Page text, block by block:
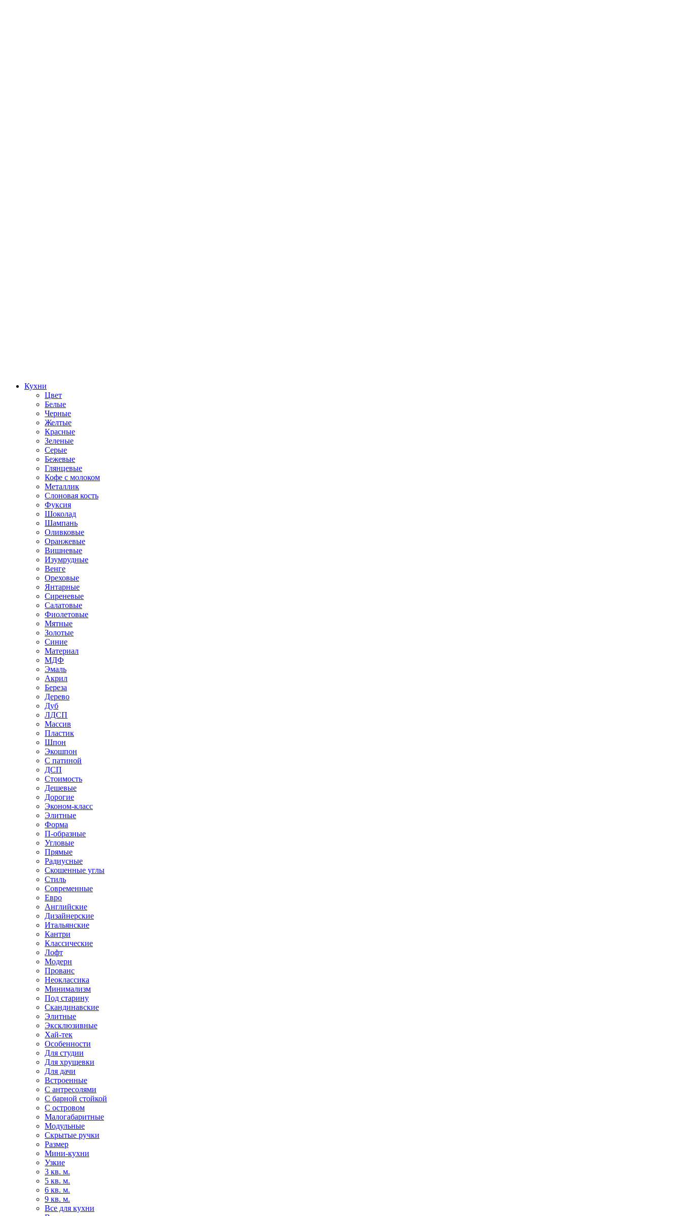
Кухни
Цвет
Белые
Черные
Желтые
Красные
Зеленые
Серые
Бежевые
Глянцевые
Кофе с молоком
Металлик
Слоновая кость
Фуксия
Шоколад
Шампань
Оливковые
Оранжевые
Вишневые
Изумрудные
Венге
Ореховые
Янтарные
Сиреневые
Салатовые
Фиолетовые
Мятные
Золотые
Синие
Материал
МДФ
Эмаль
Акрил
Береза
Дерево
Дуб
ЛДСП
Массив
Пластик
Шпон
Экошпон
С патиной
ДСП
Стоимость
Дешевые
Дорогие
Эконом-класс
Элитные
Форма
П-образные
Угловые
Прямые
Радиусные
Скошенные углы
Стиль
Современные
Евро
Английские
Дизайнерские
Итальянские
Кантри
Классические
Лофт
Модерн
Прованс
Неоклассика
Минимализм
Под старину
Скандинавские
Элитные
Эксклюзивные
Хай-тек
Особенности
Для студии
Для хрущевки
Для дачи
Встроенные
С антресолями
С барной стойкой
С островом
Малогабаритные
Модульные
Скрытые ручки
Размер
Мини-кухни
Узкие
3 кв. м.
5 кв. м.
6 кв. м.
9 кв. м.
Все для кухни